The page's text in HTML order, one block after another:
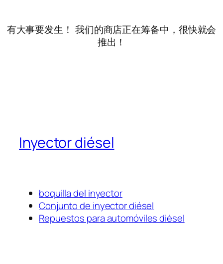
有大事要发生！ 我们的商店正在筹备中，很快就会
推出！
Inyector diésel
boquilla del inyector
Conjunto de inyector diésel
Repuestos para automóviles diésel